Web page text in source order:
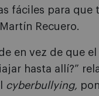
fáciles para
Recuero.
en vez de que
hasta allí?”
cyberbullying,